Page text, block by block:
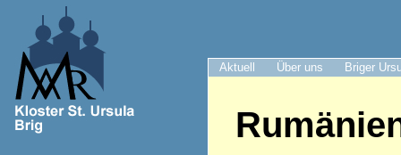
Aktuell Über uns Briger